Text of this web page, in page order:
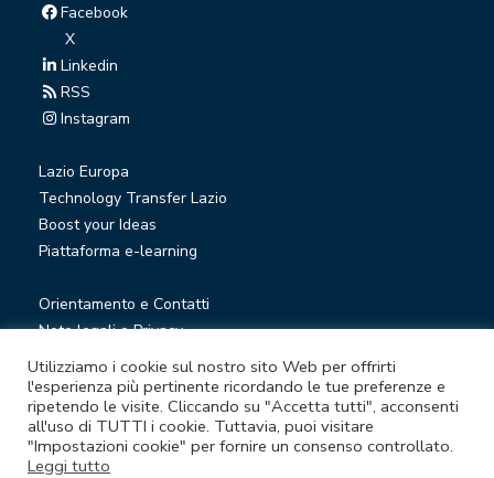
Facebook
X
Linkedin
RSS
Instagram
Lazio Europa
Technology Transfer Lazio
Boost your Ideas
Piattaforma e-learning
Orientamento e Contatti
Note legali e Privacy
Privacy Newsletter
Società trasparente
Whistleblowing
Utilizziamo i cookie sul nostro sito Web per offrirti
l'esperienza più pertinente ricordando le tue preferenze e
ripetendo le visite. Cliccando su "Accetta tutti", acconsenti
all'uso di TUTTI i cookie. Tuttavia, puoi visitare
"Impostazioni cookie" per fornire un consenso controllato.
Leggi tutto